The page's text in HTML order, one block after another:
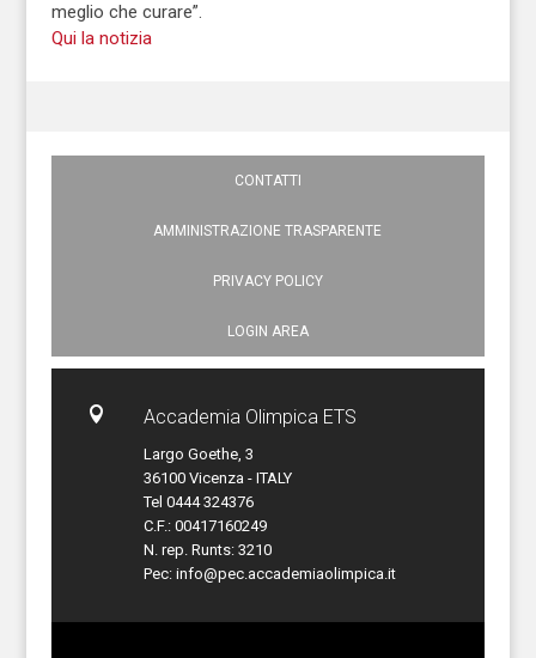
meglio che curare”.
Qui la notizia
CONTATTI
AMMINISTRAZIONE TRASPARENTE
PRIVACY POLICY
LOGIN AREA
 Accademia Olimpica ETS
Largo Goethe, 3
36100 Vicenza - ITALY
Tel 0444 324376
C.F.: 00417160249
N. rep. Runts: 3210
Pec: info@pec.accademiaolimpica.it